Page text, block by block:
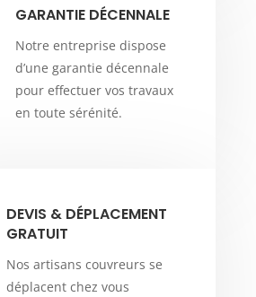
GARANTIE DÉCENNALE
Notre entreprise dispose
d’une garantie décennale
pour effectuer vos travaux
en toute sérénité.
DEVIS & DÉPLACEMENT
GRATUIT
Nos artisans couvreurs se
déplacent chez vous